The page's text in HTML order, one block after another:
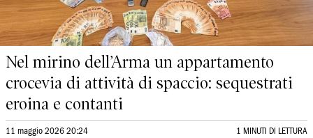
Nel mirino dell’Arma un appartamento
crocevia di attività di spaccio: sequestrati
eroina e contanti
11 maggio 2026 20:24 1 MINUTI DI LETTURA